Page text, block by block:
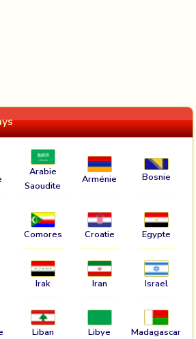
Arabie
Saoudite
Arménie Bosnie
Comores Croatie Egypte
Irak Iran Israel
Liban Libye Madagascar